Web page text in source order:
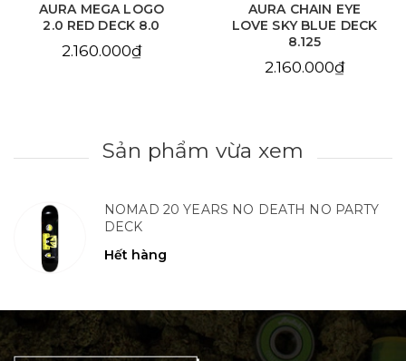
AURA MEGA LOGO
2.0 RED DECK 8.0
2.160.000₫
AURA CHAIN EYE
LOVE SKY BLUE DECK
8.125
2.160.000₫
Sản phẩm vừa xem
NOMAD 20 YEARS NO DEATH NO PARTY
DECK
Hết hàng